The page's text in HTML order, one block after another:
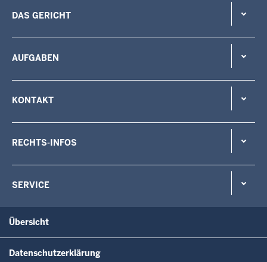
DAS GERICHT
AUFGABEN
KONTAKT
RECHTS-INFOS
SERVICE
Übersicht
Datenschutzerklärung